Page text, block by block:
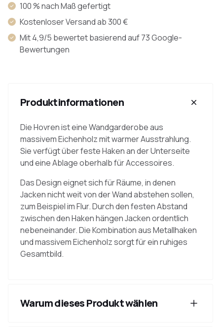
100 % nach Maß gefertigt
Kostenloser Versand ab 300 €
Mit 4,9/5 bewertet basierend auf 73 Google-
Bewertungen
Produktinformationen
Die Hovren ist eine Wandgarderobe aus
massivem Eichenholz mit warmer Ausstrahlung.
Sie verfügt über feste Haken an der Unterseite
und eine Ablage oberhalb für Accessoires.
Das Design eignet sich für Räume, in denen
Jacken nicht weit von der Wand abstehen sollen,
zum Beispiel im Flur. Durch den festen Abstand
zwischen den Haken hängen Jacken ordentlich
nebeneinander. Die Kombination aus Metallhaken
und massivem Eichenholz sorgt für ein ruhiges
Gesamtbild.
Warum dieses Produkt wählen